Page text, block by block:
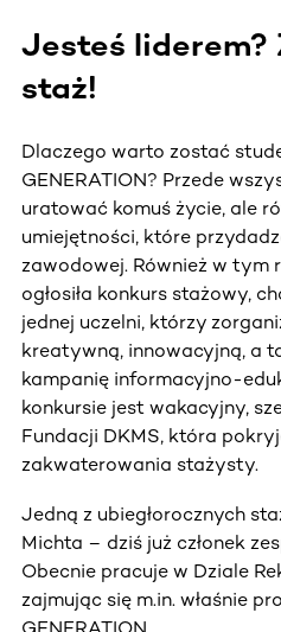
Jesteś liderem?
staż!
Dlaczego warto zostać
GENERATION? Przede
uratować komuś życie, ale
umiejętności, które
zawodowej. Również w tym
ogłosiła konkurs stażowy,
jednej uczelni, którzy
kreatywną, innowacyjną, a
kampanię informacyjno-
konkursie jest wakacyjny,
Fundacji DKMS, która
zakwaterowania stażysty.
Jedną z ubiegłorocznych
Michta – dziś już członek
Obecnie pracuje w Dziale
zajmując się m.in. właśnie